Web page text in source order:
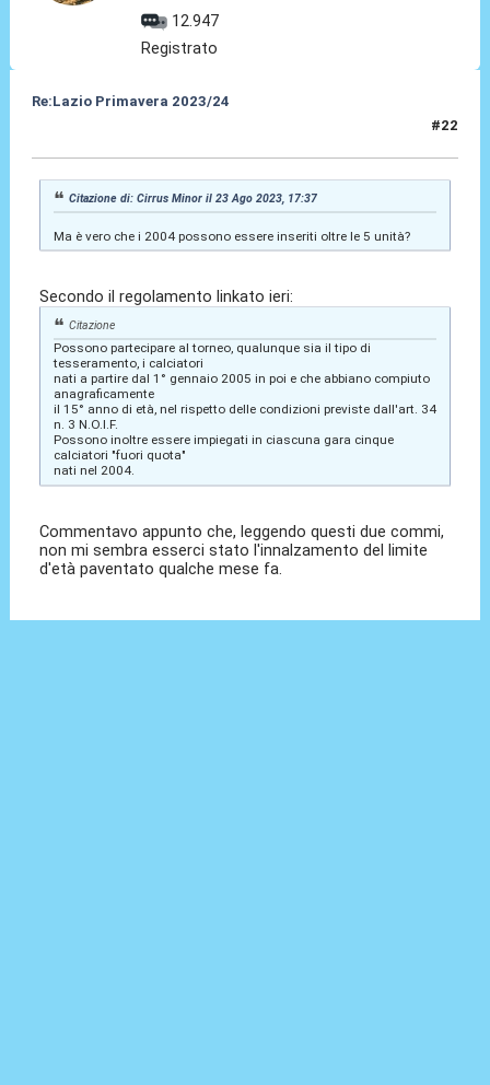
12.947
Registrato
Re:Lazio Primavera 2023/24
#22
Citazione di: Cirrus Minor il 23 Ago 2023, 17:37
Ma è vero che i 2004 possono essere inseriti oltre le 5 unità?
Secondo il regolamento linkato ieri:
Citazione
Possono partecipare al torneo, qualunque sia il tipo di
tesseramento, i calciatori
nati a partire dal 1° gennaio 2005 in poi e che abbiano compiuto
anagraficamente
il 15° anno di età, nel rispetto delle condizioni previste dall'art. 34
n. 3 N.O.I.F.
Possono inoltre essere impiegati in ciascuna gara cinque
calciatori "fuori quota"
nati nel 2004.
Commentavo appunto che, leggendo questi due commi,
non mi sembra esserci stato l'innalzamento del limite
d'età paventato qualche mese fa.